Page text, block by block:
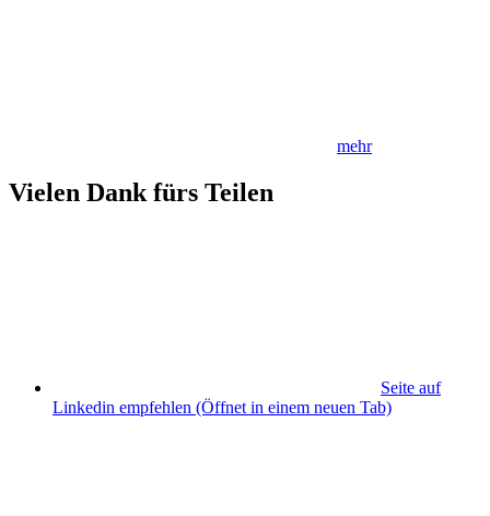
mehr
Vielen Dank fürs Teilen
Seite auf
Linkedin empfehlen (Öffnet in einem neuen Tab)